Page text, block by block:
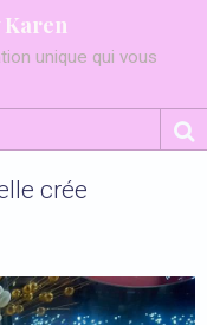
Karen
unique qui vous
crée